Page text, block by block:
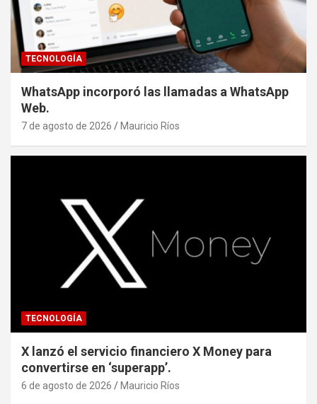
TECNOLOGÍA
WhatsApp incorporó las llamadas a WhatsApp
Web.
7 de agosto de 2026 Mauricio Ríos
TECNOLOGÍA
X lanzó el servicio financiero X Money para
convertirse en ‘superapp’.
6 de agosto de 2026 Mauricio Ríos